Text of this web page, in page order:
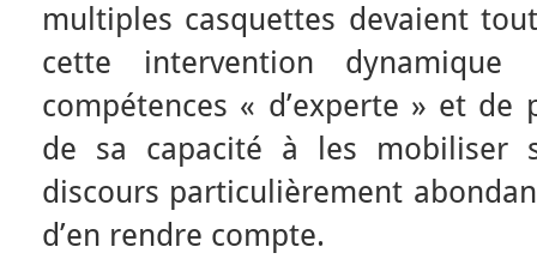
multiples casquettes devaient
cette intervention dynamique
compétences « d’experte » et de
de sa capacité à les mobiliser
discours particulièrement
d’en rendre compte.